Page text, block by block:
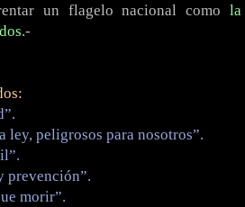
un flagelo nacional como
.-
ley, peligrosos para nosotros”.
prevención”.
morir”.